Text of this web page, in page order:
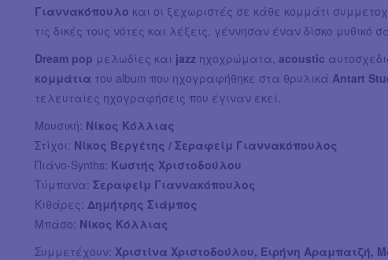
Γιαννακόπουλο και οι ξεχωριστές σε κάθε κομμάτι
τις δικές τους νότες και λέξεις, γέννησαν έναν δίσκο μυθικό
Dream pop μελωδίες και jazz ηχοχρώματα, acoustic
κομμάτια του album που ηχογραφήθηκε στα θρυλικά Antart
τελευταίες ηχογραφήσεις που έγιναν εκεί.
Μουσική: Νίκος Κόλλιας
Στίχοι: Νίκος Βεργέτης / Σεραφείμ Γιαννακόπουλος
Πιάνο-Synths: Κωστής Χριστοδούλου
Τύμπανα: Σεραφείμ Γιαννακόπουλος
Κιθάρες: Δημήτρης Σιάμπος
Μπάσο: Νίκος Κόλλιας
Συμμετέχουν: Χριστίνα Χριστοδούλου, Ειρήνη Αραμπατζή,